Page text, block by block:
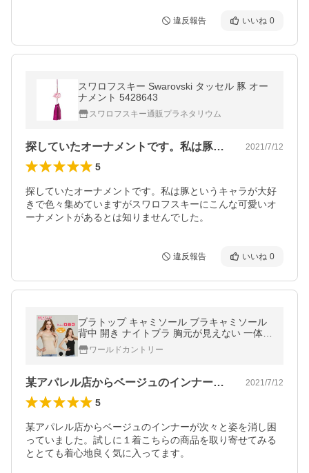
違反報告 いいね 0
スワロフスキー Swarovski タッセル 豚 オー
ナメント 5428643
スワロフスキー通販プラネタリウム
探していたオーナメントです。私は豚とい… 2021/7/12
5
探していたオーナメントです。私は豚というキャラが大好
きで色々集めていますがスワロフスキーにこんな可愛いオ
ーナメントがあるとは知りませんでした。
違反報告 いいね 0
ブラトップ キャミソール ブラキャミソール
背中 開き ナイトブラ 胸元が見えない 一体型
カップ付き 背中見せ キャミ ブラキャミ イン
ナーワールドカントリー
某アパレル店からベージュのインナーが次… 2021/7/12
5
某アパレル店からベージュのインナーが次々と姿を消し困
っていました。試しに１着こちらの商品を取り寄せてみる
ととても着心地良く気に入ってます。